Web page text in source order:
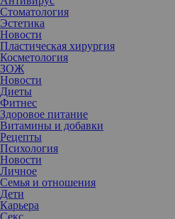
Стоматология
Эстетика
Новости
Пластическая хирургия
Косметология
ЗОЖ
Новости
Диеты
Фитнес
Здоровое питание
Витамины и добавки
Рецепты
Психология
Новости
Личное
Семья и отношения
Дети
Карьера
Секс